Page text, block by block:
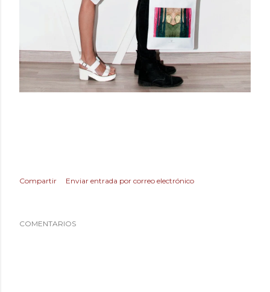
Compartir Enviar entrada por correo electrónico
COMENTARIOS